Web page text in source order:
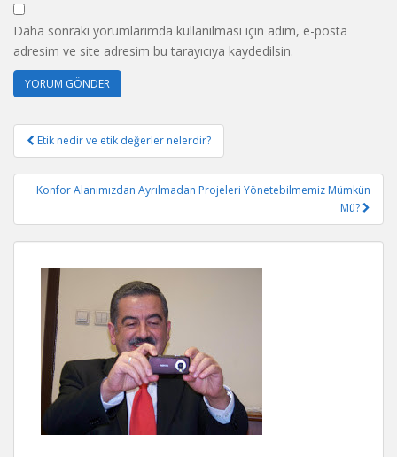
Daha sonraki yorumlarımda kullanılması için adım, e-posta
adresim ve site adresim bu tarayıcıya kaydedilsin.
Yazı
gezinmesi
Etik nedir ve etik değerler nelerdir?
Konfor Alanımızdan Ayrılmadan Projeleri Yönetebilmemiz Mümkün
Mü?